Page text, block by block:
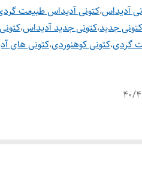
آدیداس،کتونی آدیداس طبیعت
کتونی جدید،کتونی جدید آدیداس،
گردی،کتونی کوهنوردی،کتونی های
40/